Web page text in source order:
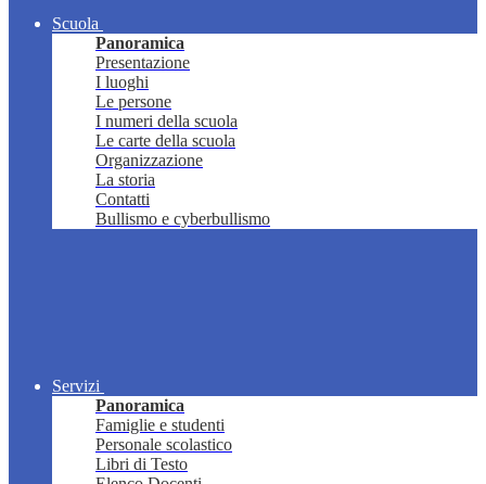
Scuola
Panoramica
Presentazione
I luoghi
Le persone
I numeri della scuola
Le carte della scuola
Organizzazione
La storia
Contatti
Bullismo e cyberbullismo
Servizi
Panoramica
Famiglie e studenti
Personale scolastico
Libri di Testo